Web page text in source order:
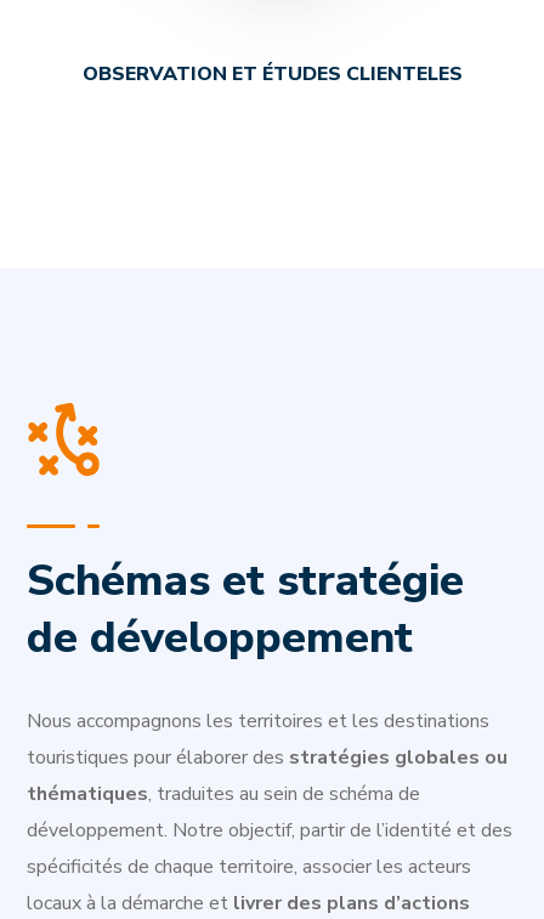
OBSERVATION ET ÉTUDES CLIENTELES
Schémas et stratégie
de développement
Nous accompagnons les territoires et les destinations
touristiques pour élaborer des stratégies globales ou
thématiques, traduites au sein de schéma de
développement. Notre objectif, partir de l’identité et des
spécificités de chaque territoire, associer les acteurs
locaux à la démarche et livrer des plans d’actions